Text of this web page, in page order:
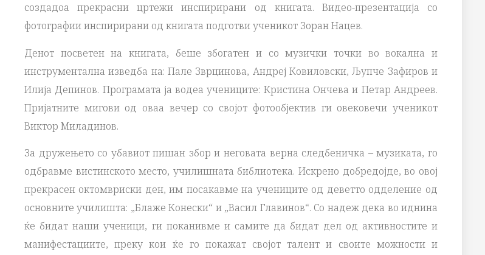
создадоа прекрасни цртежи инспирирани од книгата. Видео-презентација со
фотографии инспирирани од книгата подготви ученикот Зоран Нацев.
Денот посветен на книгата, беше збогатен и со музички точки во вокална и
инструментална изведба на: Пале Зврцинова, Андреј Ковиловски, Љупче Зафиров и
Илија Депинов. Програмата ја водеа учениците: Кристина Ончева и Петар Андреев.
Пријатните мигови од оваа вечер со својот фотообјектив ги овековечи ученикот
Виктор Миладинов.
За дружењето со убавиот пишан збор и неговата верна следбеничка – музиката, го
одбравме вистинското место, училишната библиотека. Искрено добредојде, во овој
прекрасен октомвриски ден, им посакавме на учениците од деветто одделение од
основните училишта: „Блаже Конески“ и „Васил Главинов“. Со надеж дека во иднина
ќе бидат наши ученици, ги поканивме и самите да бидат дел од активностите и
манифестациите, преку кои ќе го покажат својот талент и своите можности и